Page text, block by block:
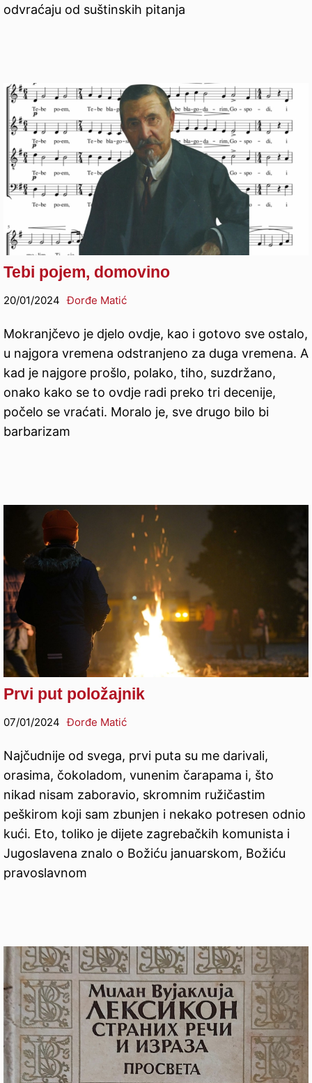
odvraćaju od suštinskih pitanja
Tebi pojem, domovino
20/01/2024 Đorđe Matić
Mokranjčevo je djelo ovdje, kao i gotovo sve ostalo,
u najgora vremena odstranjeno za duga vremena. A
kad je najgore prošlo, polako, tiho, suzdržano,
onako kako se to ovdje radi preko tri decenije,
počelo se vraćati. Moralo je, sve drugo bilo bi
barbarizam
Prvi put položajnik
07/01/2024 Đorđe Matić
Najčudnije od svega, prvi puta su me darivali,
orasima, čokoladom, vunenim čarapama i, što
nikad nisam zaboravio, skromnim ružičastim
peškirom koji sam zbunjen i nekako potresen odnio
kući. Eto, toliko je dijete zagrebačkih komunista i
Jugoslavena znalo o Božiću januarskom, Božiću
pravoslavnom